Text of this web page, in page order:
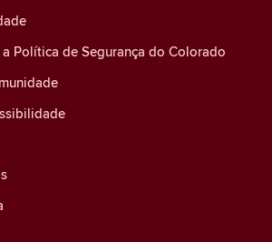
Política de Segurança do Colorado